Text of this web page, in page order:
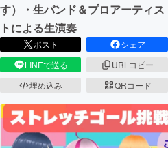
す）・生バンド＆プロアーティス
トによる生演奏
ポスト
シェア
LINEで送る
URLコピー
埋め込み
QRコード